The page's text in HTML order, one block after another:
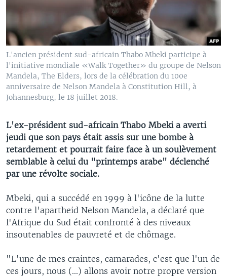
L'ancien président sud-africain Thabo Mbeki participe à
l'initiative mondiale «Walk Together» du groupe de Nelson
Mandela, The Elders, lors de la célébration du 100e
anniversaire de Nelson Mandela à Constitution Hill, à
Johannesburg, le 18 juillet 2018.
L'ex-président sud-africain Thabo Mbeki a averti
jeudi que son pays était assis sur une bombe à
retardement et pourrait faire face à un soulèvement
semblable à celui du "printemps arabe" déclenché
par une révolte sociale.
Mbeki, qui a succédé en 1999 à l'icône de la lutte
contre l'apartheid Nelson Mandela, a déclaré que
l'Afrique du Sud était confronté à des niveaux
insoutenables de pauvreté et de chômage.
"L'une de mes craintes, camarades, c'est que l'un de
ces jours, nous (...) allons avoir notre propre version